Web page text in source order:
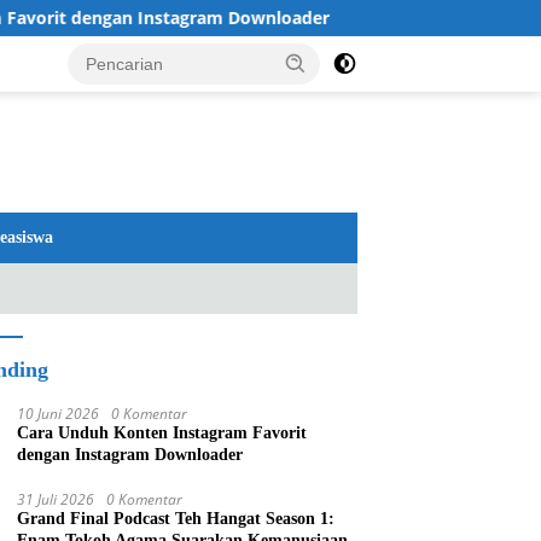
Instagram Downloader Review TV LG 2026: OLED
10 Juni 2026 0 Komentar
Cara Unduh Konten Instagram Favorit
dengan Instagram Downloader
31 Juli 2026 0 Komentar
Grand Final Podcast Teh Hangat Season 1: